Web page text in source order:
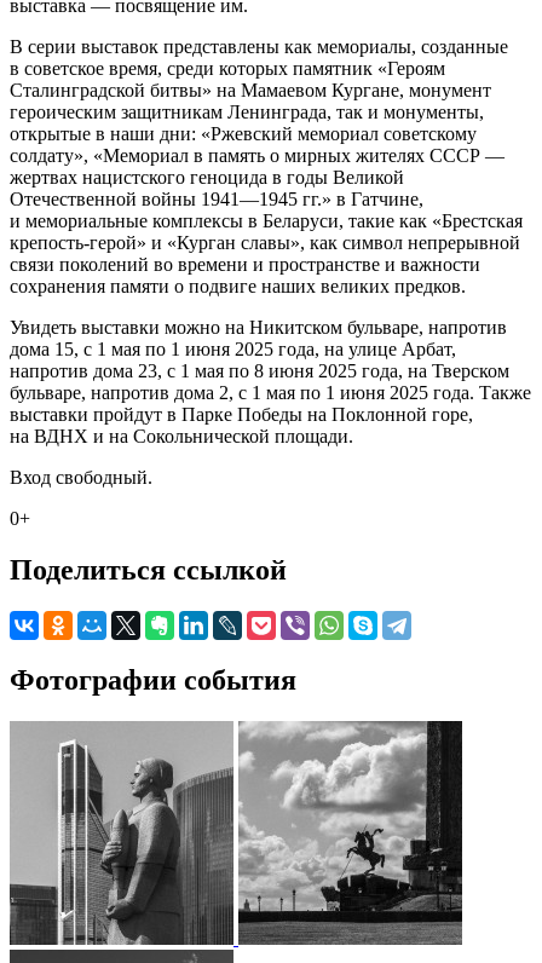
выставка — посвящение им.
В серии выставок представлены как мемориалы, созданные
в советское время, среди которых памятник «Героям
Сталинградской битвы» на Мамаевом Кургане, монумент
героическим защитникам Ленинграда, так и монументы,
открытые в наши дни: «Ржевский мемориал советскому
солдату», «Мемориал в память о мирных жителях СССР —
жертвах нацистского геноцида в годы Великой
Отечественной войны 1941—1945 гг.» в Гатчине,
и мемориальные комплексы в Беларуси, такие как «Брестская
крепость-герой» и «Курган славы», как символ непрерывной
связи поколений во времени и пространстве и важности
сохранения памяти о подвиге наших великих предков.
Увидеть выставки можно на Никитском бульваре, напротив
дома 15, с 1 мая по 1 июня 2025 года, на улице Арбат,
напротив дома 23, с 1 мая по 8 июня 2025 года, на Тверском
бульваре, напротив дома 2, с 1 мая по 1 июня 2025 года. Также
выставки пройдут в Парке Победы на Поклонной горе,
на ВДНХ и на Сокольнической площади.
Вход свободный.
0+
Поделиться ссылкой
Фотографии события